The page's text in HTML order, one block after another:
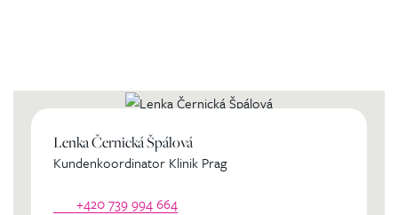
Lenka Černická Špálová
Kundenkoordinator Klinik Prag
+420 739 994 664